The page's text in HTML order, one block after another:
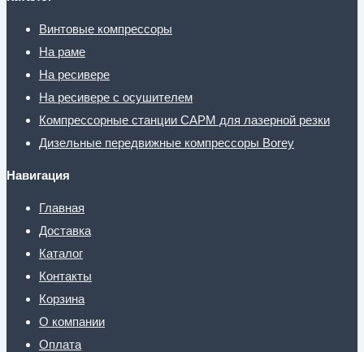
Винтовые компрессоры
На раме
На ресивере
На ресивере с осушителем
Компрессорные станции CAPM для лазерной резки
Дизельные передвижные компрессоры Borey
Навигация
Главная
Доставка
Каталог
Контакты
Корзина
О компании
Оплата